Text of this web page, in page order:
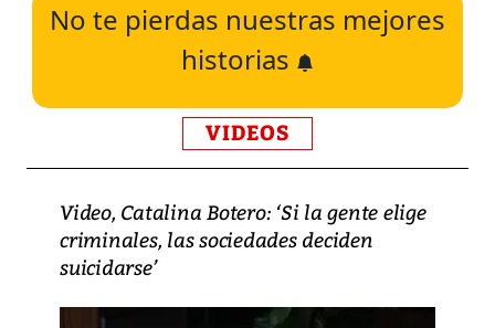
No te pierdas nuestras mejores
historias
VIDEOS
Video, Catalina Botero: ‘Si la gente elige
criminales, las sociedades deciden
suicidarse’